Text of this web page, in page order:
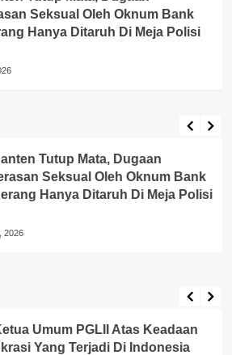
Seksual Oleh Oknum Bank
Hanya Ditaruh Di Meja Polisi
Tutup Mata, Dugaan
Seksual Oleh Oknum Bank
Hanya Ditaruh Di Meja Polisi
Umum PGLII Atas Keadaan
Yang Terjadi Di Indonesia